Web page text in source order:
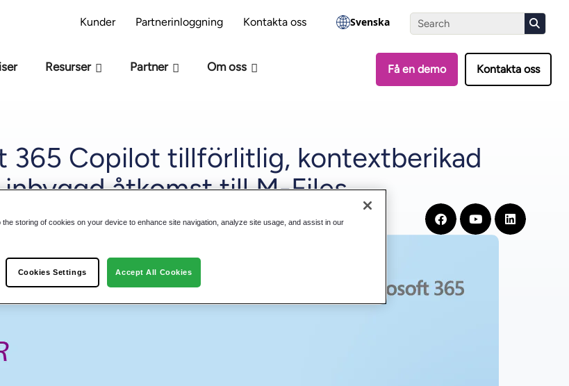
Kunder Partnerinloggning Kontakta oss Svenska
Resurser Partner Om oss Få en demo Kontakta oss
365 Copilot tillförlitlig, kontextberikad
åtkomst till M-Files
M-Files -beredskap – Är ni redo för AI? Gör testet
the storing of cookies on your device to enhance site navigation, analyze site usage, and assist in our
Cookies Settings Accept All Cookies